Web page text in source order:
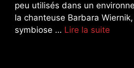
peu utilisés dans un
la chanteuse Barbara
symbiose … Lire la suite